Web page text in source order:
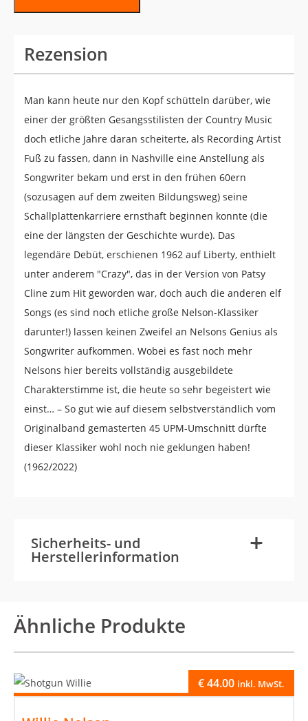
Rezension
Man kann heute nur den Kopf schütteln darüber, wie
einer der größten Gesangsstilisten der Country Music
doch etliche Jahre daran scheiterte, als Recording Artist
Fuß zu fassen, dann in Nashville eine Anstellung als
Songwriter bekam und erst in den frühen 60ern
(sozusagen auf dem zweiten Bildungsweg) seine
Schallplattenkarriere ernsthaft beginnen konnte (die
eine der längsten der Geschichte wurde). Das
legendäre Debüt, erschienen 1962 auf Liberty, enthielt
unter anderem "Crazy", das in der Version von Patsy
Cline zum Hit geworden war, doch auch die anderen elf
Songs (es sind noch etliche große Nelson-Klassiker
darunter!) lassen keinen Zweifel an Nelsons Genius als
Songwriter aufkommen. Wobei es fast noch mehr
Nelsons hier bereits vollständig ausgebildete
Charakterstimme ist, die heute so sehr begeistert wie
einst… – So gut wie auf diesem selbstverständlich vom
Originalband gemasterten 45 UPM-Umschnitt dürfte
dieser Klassiker wohl noch nie geklungen haben!
(1962/2022)
Sicherheits- und
Herstellerinformation +
-
Ähnliche Produkte
€44.00 inkl. MwSt.